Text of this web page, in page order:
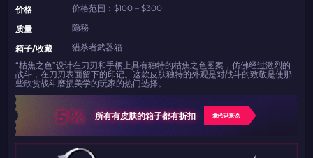
价格
价格范围：$100 – $300
质量
隐秘
箱子/收藏
猎杀者武器箱
“枯焦之色”设计在刀刃和手柄上具有独特的枯焦之色图案，仿佛经过激烈的
战斗，在刀刃表面留下的印记。这款皮肤独特的外观是对战斗的致敬是使那
些欣赏战斗磨损美学的玩家的热门选择。
5% 所有有皮肤的箱子都有折扣 拿代码来说